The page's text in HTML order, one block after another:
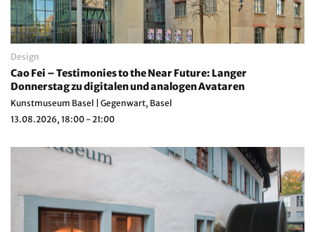
Design
Cao Fei – Testimonies to the Near Future: Langer
Donnerstag zu digitalen und analogen Avataren
Kunstmuseum Basel | Gegenwart, Basel
13.08.2026, 18:00 - 21:00